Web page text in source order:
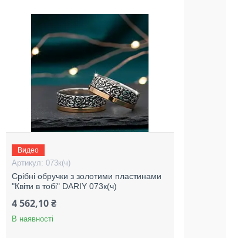
Видео
073к(ч)
Срібні обручки з золотими пластинами
"Квіти в тобі" DARIY 073к(ч)
4 562,10 ₴
В наявності